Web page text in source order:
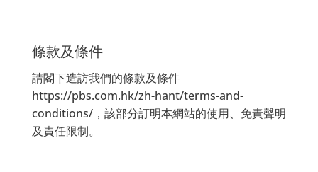
條款及條件
請閣下造訪我們的條款及條件
https://pbs.com.hk/zh-hant/terms-and-
conditions/，該部分訂明本網站的使用、免責聲明
及責任限制。